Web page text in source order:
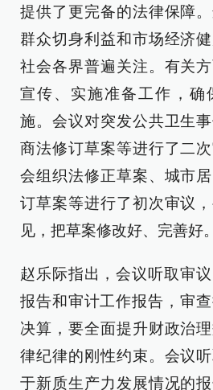
提供了更完备的法律保障
群众切身利益和市场经济
社会各界普遍关注。有关
宣传、实施准备工作，确
施。会议对突发公共卫生
商法修订草案等进行了二
会组织法修正草案、城市
订草案等进行了初次审议
见，把草案修改好、完善好。
赵乐际指出，会议听取审
报告和审计工作报告，审
决算，要全面提升财政治
律纪律的刚性约束。会议
于新质生产力发展情况的